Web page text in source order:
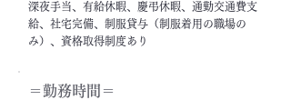
深夜手当、有給休暇、慶弔休暇、通勤交通費支
給、社宅完備、制服貸与（制服着用の職場の
み）、資格取得制度あり
＝勤務時間＝